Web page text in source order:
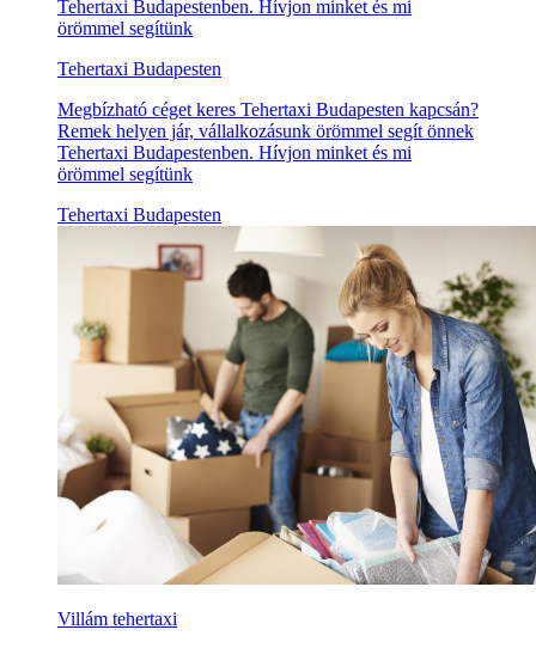
Tehertaxi Budapestenben. Hívjon minket és mi
örömmel segítünk
Tehertaxi Budapesten
Megbízható céget keres Tehertaxi Budapesten kapcsán?
Remek helyen jár, vállalkozásunk örömmel segít önnek
Tehertaxi Budapestenben. Hívjon minket és mi
örömmel segítünk
Tehertaxi Budapesten
Villám tehertaxi